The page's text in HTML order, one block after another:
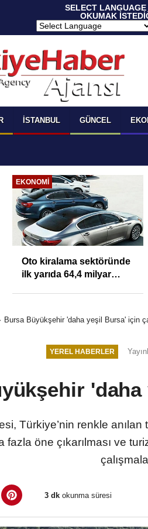
SELECT
OKUMAK
İSTANBUL GÜNCEL
SIYASET
Dervişoğlu: 'Çerçeve
Yasa Çözüm Değil, İkinci
Bursa Büyükşehir 'daha yeşil Bursa' için
YEREL HABERLER
Türkiye’nin renkle anılan
öne çıkarılması ve
3 dk okunma süresi